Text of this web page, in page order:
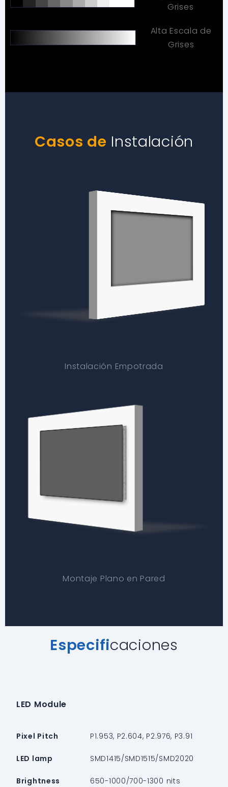
Grises
Alta Escala de
Grises
Casos de Instalación
Instalación Empotrada
Montaje Plano en Pared
Especificaciones
LED Module
Pixel Pitch P1.953, P2.604, P2.976, P3.91
LED lamp SMD1415/SMD1515/SMD2020
Brightness 650-1000/700-1300 nits